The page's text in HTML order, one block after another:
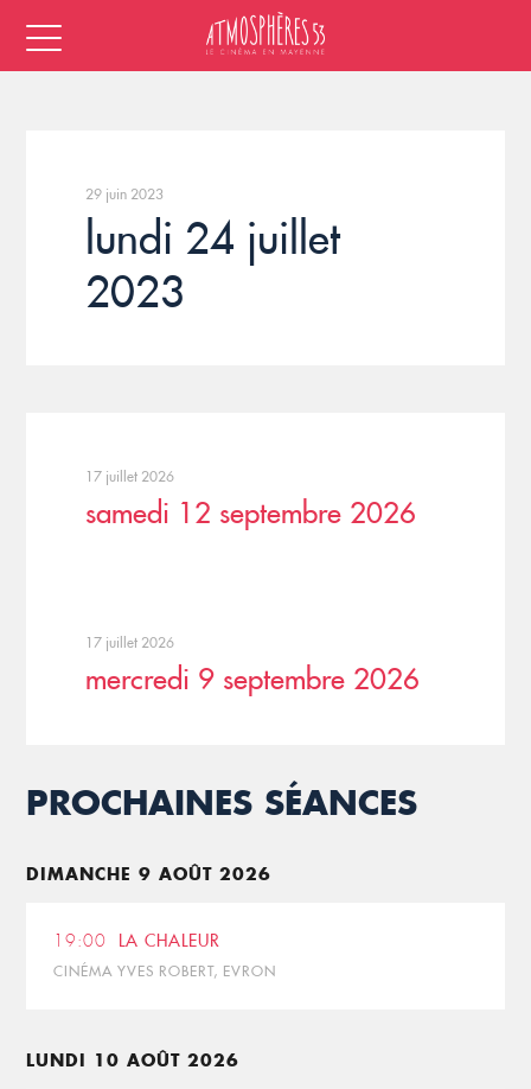
29 juin 2023
lundi 24 juillet
2023
17 juillet 2026
samedi 12 septembre 2026
17 juillet 2026
mercredi 9 septembre 2026
PROCHAINES SÉANCES
DIMANCHE 9 AOÛT 2026
19:00 LA CHALEUR
CINÉMA YVES ROBERT, EVRON
LUNDI 10 AOÛT 2026